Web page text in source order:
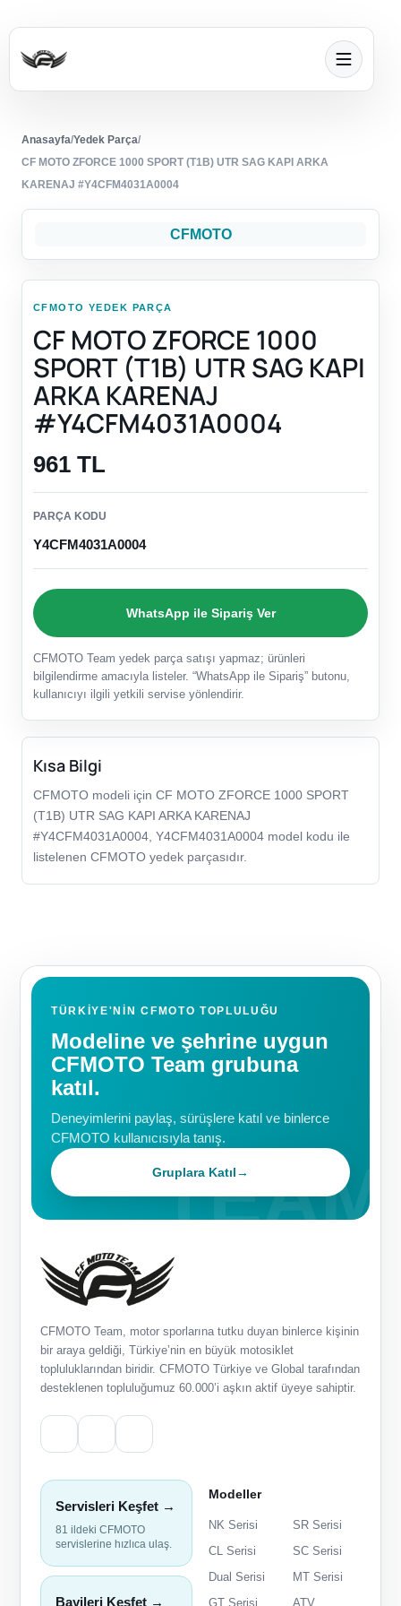
Anasayfa/Yedek Parça/
CF MOTO ZFORCE 1000 SPORT (T1B) UTR SAG KAPI ARKA
KARENAJ #Y4CFM4031A0004
CFMOTO
CFMOTO YEDEK PARÇA
CF MOTO ZFORCE 1000
SPORT (T1B) UTR SAG KAPI
ARKA KARENAJ
#Y4CFM4031A0004
961 TL
PARÇA KODU
Y4CFM4031A0004
WhatsApp ile Sipariş Ver
CFMOTO Team yedek parça satışı yapmaz; ürünleri
bilgilendirme amacıyla listeler. “WhatsApp ile Sipariş” butonu,
kullanıcıyı ilgili yetkili servise yönlendirir.
Kısa Bilgi
CFMOTO modeli için CF MOTO ZFORCE 1000 SPORT
(T1B) UTR SAG KAPI ARKA KARENAJ
#Y4CFM4031A0004, Y4CFM4031A0004 model kodu ile
listelenen CFMOTO yedek parçasıdır.
TÜRKIYE'NIN CFMOTO TOPLULUĞU
Modeline ve şehrine uygun
CFMOTO Team grubuna
katıl.
Deneyimlerini paylaş, sürüşlere katıl ve binlerce
CFMOTO kullanıcısıyla tanış.
Gruplara Katıl→
CFMOTO Team, motor sporlarına tutku duyan binlerce kişinin
bir araya geldiği, Türkiye’nin en büyük motosiklet
topluluklarından biridir. CFMOTO Türkiye ve Global tarafından
desteklenen topluluğumuz 60.000’i aşkın aktif üyeye sahiptir.
Servisleri Keşfet →
81 ildeki CFMOTO
servislerine hızlıca ulaş.
Bayileri Keşfet →
Modeller
NK Serisi
SR Serisi
CL Serisi
SC Serisi
Dual Serisi
MT Serisi
GT Serisi
ATV